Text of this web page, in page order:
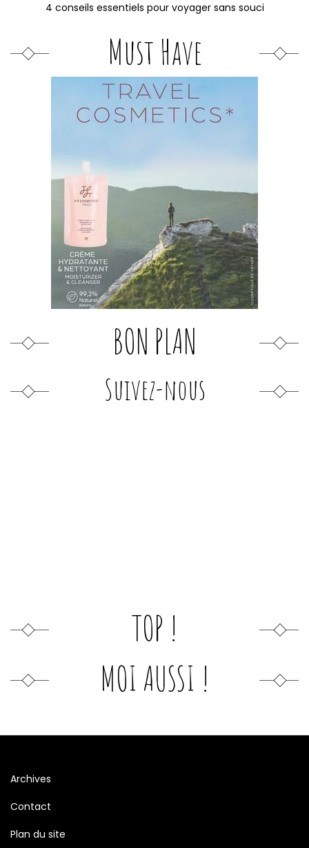
4 conseils essentiels pour voyager sans souci
Must Have
BON PLAN
Suivez-nous
TOP !
MOI AUSSI !
Archives
Contact
Plan du site